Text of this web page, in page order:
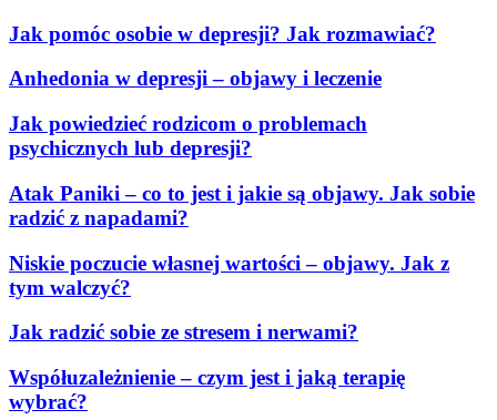
Jak pomóc osobie w depresji? Jak rozmawiać?
Anhedonia w depresji – objawy i leczenie
Jak powiedzieć rodzicom o problemach
psychicznych lub depresji?
Atak Paniki – co to jest i jakie są objawy. Jak sobie
radzić z napadami?
Niskie poczucie własnej wartości – objawy. Jak z
tym walczyć?
Jak radzić sobie ze stresem i nerwami?
Współuzależnienie – czym jest i jaką terapię
wybrać?